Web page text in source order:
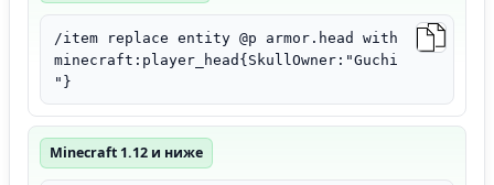
/item replace entity @p armor.head with
minecraft:player_head{SkullOwner:"Guchi
"}
Minecraft 1.12 и ниже